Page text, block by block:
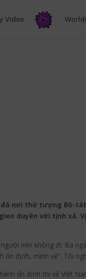
Video
nơi thờ tượng Bồ-tát
duyên với tịnh xá.
nên không đi. Ba
định, mình về”. Tôi
ổn định thì về Việt